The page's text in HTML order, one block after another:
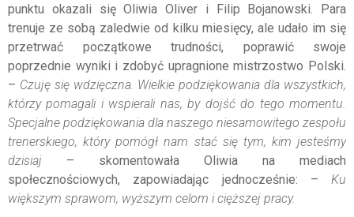
punktu okazali się Oliwia Oliver i Filip Bojanowski. Para
trenuje ze sobą zaledwie od kilku miesięcy, ale udało im się
przetrwać początkowe trudności, poprawić swoje
poprzednie wyniki i zdobyć upragnione mistrzostwo Polski.
– Czuję się wdzięczna. Wielkie podziękowania dla wszystkich,
którzy pomagali i wspierali nas, by dojść do tego momentu.
Specjalne podziękowania dla naszego niesamowitego zespołu
trenerskiego, który pomógł nam stać się tym, kim jesteśmy
dzisiaj – skomentowała Oliwia na mediach
społecznościowych, zapowiadając jednocześnie: – Ku
większym sprawom, wyższym celom i cięższej pracy.